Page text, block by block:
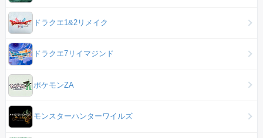
ドラクエ1&2リメイク
ドラクエ7リイマジンド
ポケモンZA
モンスターハンターワイルズ